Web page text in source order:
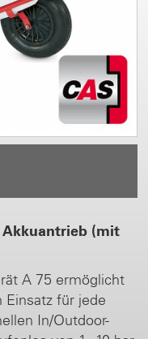
(mit
A 75 ermöglicht
für jede
In/Outdoor-